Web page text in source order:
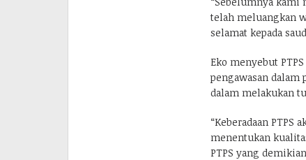
telah meluangkan
selamat kepada
Eko menyebut
pengawasan dalam
dalam melakukan
“Keberadaan
menentukan
PTPS yang